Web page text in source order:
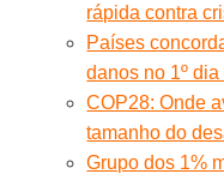
rápida contra
Países
danos no 1º
COP28: Onde
tamanho do
Grupo dos 1%